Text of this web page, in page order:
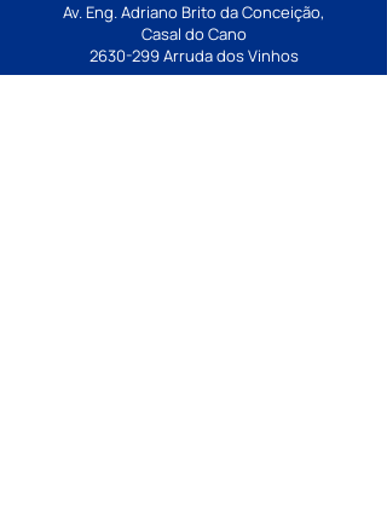
Av. Eng. Adriano Brito da Conceição,
Casal do Cano
2630-299Arruda dos Vinhos